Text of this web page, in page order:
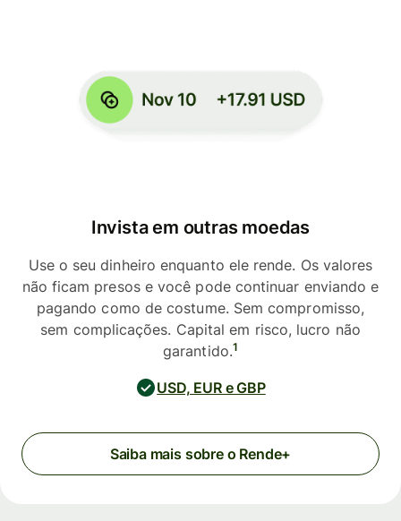
Invista em outras moedas
Use o seu dinheiro enquanto ele rende. Os valores
não ficam presos e você pode continuar enviando e
pagando como de costume. Sem compromisso,
sem complicações. Capital em risco, lucro não
garantido.1
USD, EUR e GBP
Saiba mais sobre o Rende+